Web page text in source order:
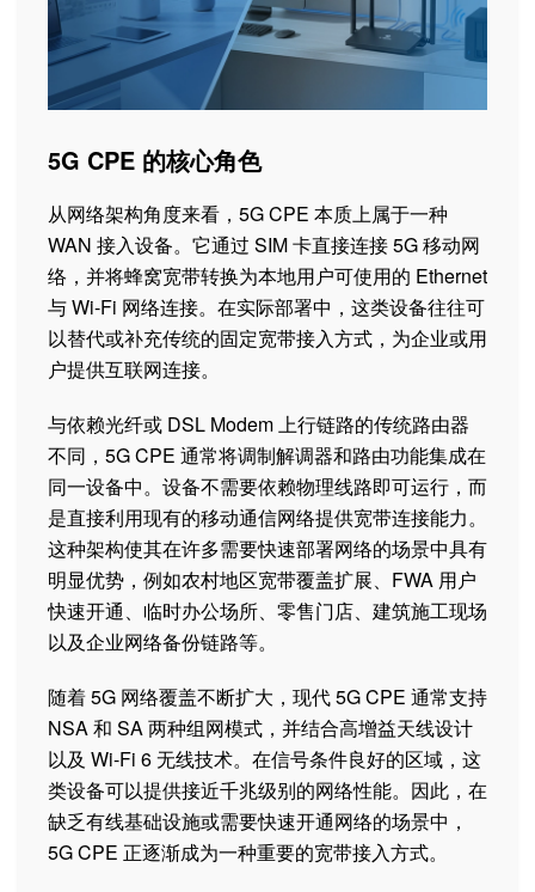
5G CPE 的核心角色
从网络架构角度来看，5G CPE 本质上属于一种
WAN 接入设备。它通过 SIM 卡直接连接 5G 移动网
络，并将蜂窝宽带转换为本地用户可使用的 Ethernet
与 Wi-Fi 网络连接。在实际部署中，这类设备往往可
以替代或补充传统的固定宽带接入方式，为企业或用
户提供互联网连接。
与依赖光纤或 DSL Modem 上行链路的传统路由器
不同，5G CPE 通常将调制解调器和路由功能集成在
同一设备中。设备不需要依赖物理线路即可运行，而
是直接利用现有的移动通信网络提供宽带连接能力。
这种架构使其在许多需要快速部署网络的场景中具有
明显优势，例如农村地区宽带覆盖扩展、FWA 用户
快速开通、临时办公场所、零售门店、建筑施工现场
以及企业网络备份链路等。
随着 5G 网络覆盖不断扩大，现代 5G CPE 通常支持
NSA 和 SA 两种组网模式，并结合高增益天线设计
以及 Wi-Fi 6 无线技术。在信号条件良好的区域，这
类设备可以提供接近千兆级别的网络性能。因此，在
缺乏有线基础设施或需要快速开通网络的场景中，
5G CPE 正逐渐成为一种重要的宽带接入方式。